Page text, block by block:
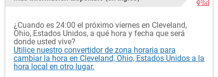
¿Cuando es 24:00 el próximo viernes en Cleveland,
Ohio, Estados Unidos, a qué hora y fecha que será
donde usted vive?
Utilice nuestro convertidor de zona horaria para
cambiar la hora en Cleveland, Ohio, Estados Unidos a la
hora local en otro lugar.